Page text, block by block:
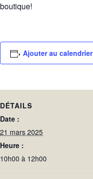
boutique!
Ajouter au calendrier
DÉTAILS
Date :
21 mars 2025
Heure :
10h00 à 12h00